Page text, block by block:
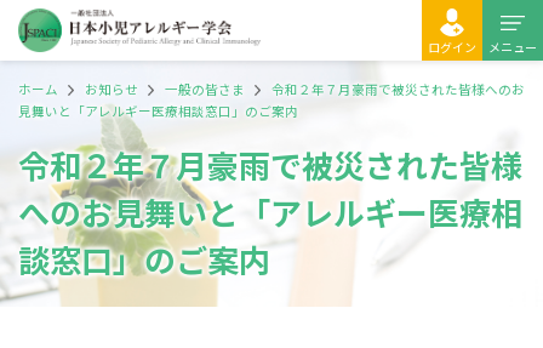
ログイン メニュー
ホーム お知らせ 一般の皆さま
令和２年７月豪雨で被災された皆様へのお
見舞いと「アレルギー医療相談窓口」のご案内
令和２年７月豪雨で被災された皆様
へのお見舞いと「アレルギー医療相
談窓口」のご案内